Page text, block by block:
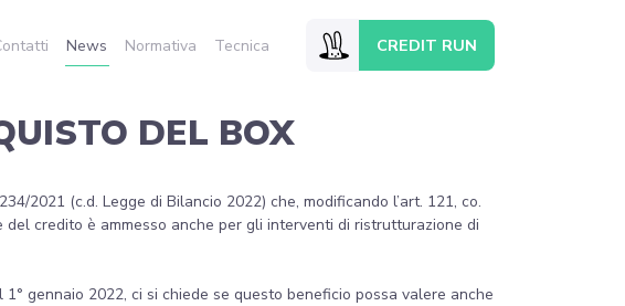
News Normativa Tecnica CREDIT RUN
DEL BOX
2021 (c.d. Legge di Bilancio 2022) che, modificando l’art. 121, co.
credito è ammesso anche per gli interventi di ristrutturazione di
gennaio 2022, ci si chiede se questo beneficio possa valere anche